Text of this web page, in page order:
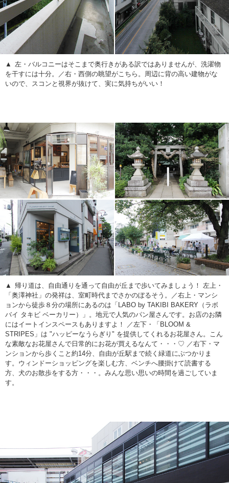
左・バルコニーはそこまで奥行きがある訳ではありませんが、洗濯物
を干すには十分。／右・西側の眺望がこちら。周辺に背の高い建物がな
いので、スコンと視界が抜けて、実に気持ちがいい！
帰り道は、自由通りを通って自由が丘まで歩いてみましょう！ 左上・
「奥澤神社」の発祥は、室町時代までさかのぼるそう。／右上・マンシ
ョンから徒歩８分の場所にあるのは「LABO by TAKIBI BAKERY（ラボ
バイ タキビ ベーカリー）」。地元で人気のパン屋さんです。お店のお隣
にはイートインスペースもありますよ！ ／左下・「BLOOM &
STRIPES」は "ハッピーなうらぎり" を提供してくれるお花屋さん。こん
な素敵なお花屋さんで日常的にお花が買えるなんて・・・♡ ／右下・マ
ンションから歩くこと約14分、自由が丘駅まで続く緑道にぶつかりま
す。ウィンドーショッピングを楽しむ方、ベンチへ腰掛けて読書する
方、犬のお散歩をする方・・・。みんな思い思いの時間を過ごしていま
す。